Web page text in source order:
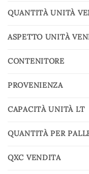
QUANTITÀ UNITÀ
ASPETTO UNITÀ
CONTENITORE
PROVENIENZA
CAPACITÀ UNITÀ LT
QUANTITÀ PER
QXC VENDITA